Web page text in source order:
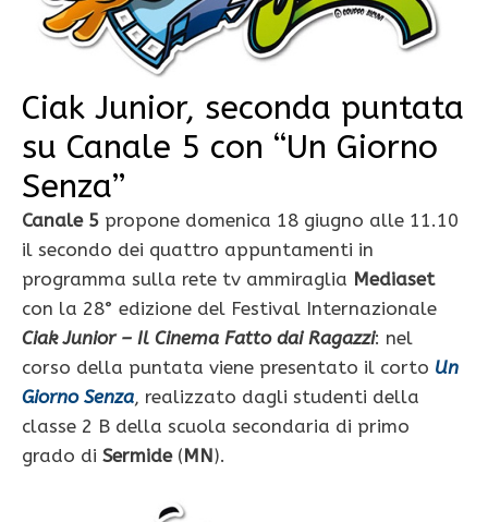
Ciak Junior, seconda puntata
su Canale 5 con “Un Giorno
Senza”
Canale 5 propone domenica 18 giugno alle 11.10
il secondo dei quattro appuntamenti in
programma sulla rete tv ammiraglia Mediaset
con la 28° edizione del Festival Internazionale
Ciak Junior – Il Cinema Fatto dai Ragazzi: nel
corso della puntata viene presentato il corto Un
Giorno Senza, realizzato dagli studenti della
classe 2 B della scuola secondaria di primo
grado di Sermide(MN).